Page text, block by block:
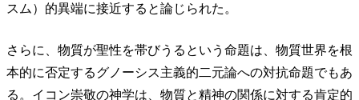
スム）的異端に接近すると論じられた。
さらに、物質が聖性を帯びうるという命題は、物質世界を根
本的に否定するグノーシス主義的二元論への対抗命題でもあ
る。イコン崇敬の神学は、物質と精神の関係に対する肯定的